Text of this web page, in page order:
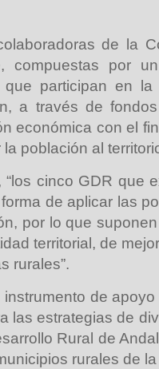
de la
compuestas por
que participan en
a través de
económica con el
población al
“los cinco GDR que
de aplicar las
por lo que
territorial, de
rurales”.
instrumento de
las estrategias de
Rural de
rurales de